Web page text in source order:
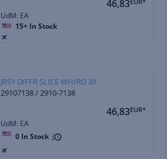
46,83
UdM: EA
15+ In Stock
JRSY DIFFR SLICE WH/RD 3X
29107138 / 2910-7138
46,83EUR*
UdM: EA
0 In Stock